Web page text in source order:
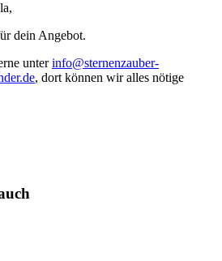
dein Angebot.
unterinfo@sternenzauber-
, dort können wir alles nötige